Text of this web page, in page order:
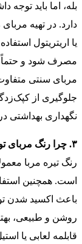
بله، اما باید
دارد. در تهیه
یا اریتریتول
مصرف شود و حتماً
مربای سنتی
جلوگیری از
نگهداری
۳. چرا رنگ مربای توت‌فرنگی تیره می‌شود؟
رنگ تیره مربا
است. همچنین
باعث اکسید شدن
روشن و طبیعی،
قابلمه لعابی یا